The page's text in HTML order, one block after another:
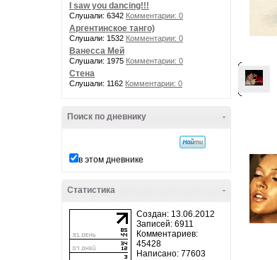
I saw you dancing!!!
Слушали: 6342 Комментарии: 0
Аргентинское танго)
Слушали: 1532 Комментарии: 0
Ванесса Мей
Слушали: 1975 Комментарии: 0
Стена
Слушали: 1162 Комментарии: 0
-
Поиск по дневнику
в этом дневнике
-
Статистика
Создан: 13.06.2012
Записей: 6911
Комментариев:
45428
Написано: 77603